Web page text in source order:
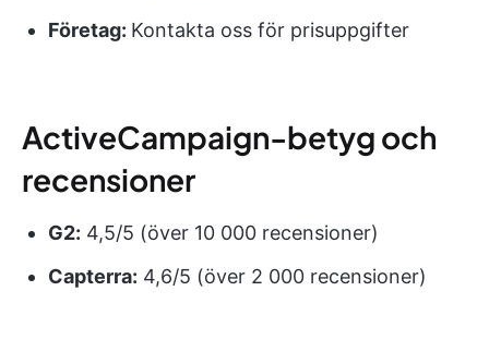
Företag: Kontakta oss för prisuppgifter
ActiveCampaign-betyg och
recensioner
G2: 4,5/5 (över 10 000 recensioner)
Capterra: 4,6/5 (över 2 000 recensioner)